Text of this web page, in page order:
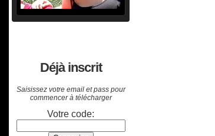
Déjà inscrit
Saisissez votre email et pass pour
commencer à télécharger
Votre code: